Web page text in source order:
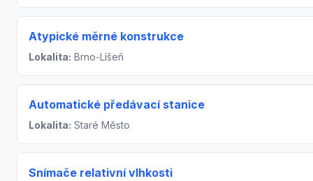
Atypické měrné konstrukce
Lokalita: Brno-Líšeň
Automatické předávací stanice
Lokalita: Staré Město
Snímače relativní vlhkosti